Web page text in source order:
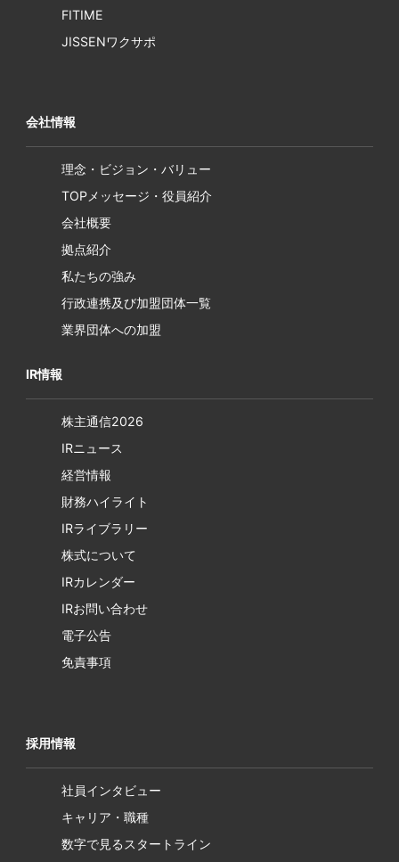
FITIME
JISSENワクサポ
会社情報
理念・ビジョン・バリュー
TOPメッセージ・役員紹介
会社概要
拠点紹介
私たちの強み
行政連携及び加盟団体一覧
業界団体への加盟
IR情報
株主通信2026
IRニュース
経営情報
財務ハイライト
IRライブラリー
株式について
IRカレンダー
IRお問い合わせ
電子公告
免責事項
採用情報
社員インタビュー
キャリア・職種
数字で見るスタートライン